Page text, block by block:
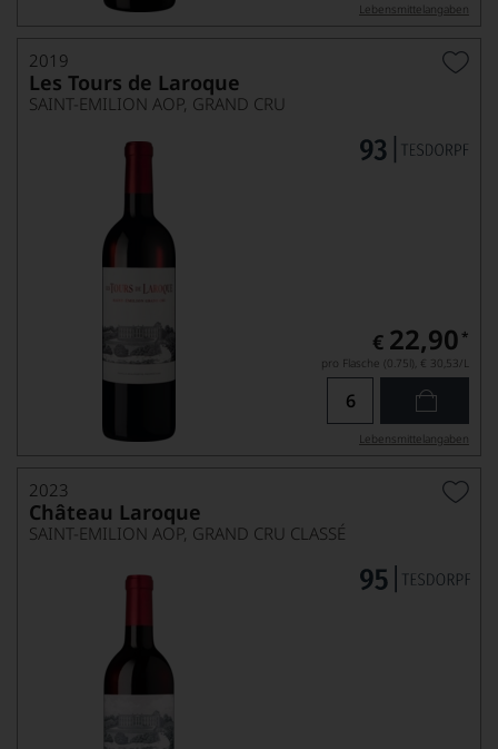
Lebensmittel­angaben
2019
Les Tours de Laroque
SAINT-EMILION AOP, GRAND CRU
€ 22,90 *
pro Flasche (0.75l), € 30,53/L
Lebensmittel­angaben
2023
Château Laroque
SAINT-EMILION AOP, GRAND CRU CLASSÉ